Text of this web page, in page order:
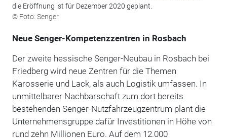
die Eröffnung ist für Dezember 2020 geplant.
© Foto: Senger
Neue Senger-Kompetenzzentren in Rosbach
Der zweite hessische Senger-Neubau in Rosbach bei
Friedberg wird neue Zentren für die Themen
Karosserie und Lack, als auch Logistik umfassen. In
unmittelbarer Nachbarschaft zum dort bereits
bestehenden Senger-Nutzfahrzeugzentrum plant die
Unternehmensgruppe dafür Investitionen in Höhe von
rund zehn Millionen Euro. Auf dem 12.000